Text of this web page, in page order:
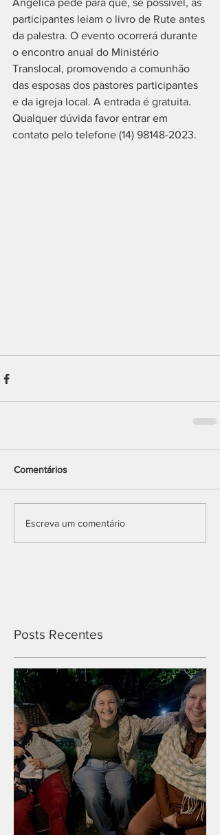
Angélica pede para que, se possível, as
participantes leiam o livro de Rute antes
da palestra. O evento ocorrerá durante
o encontro anual do Ministério
Translocal, promovendo a comunhão
das esposas dos pastores participantes
e da igreja local. A entrada é gratuita.
Qualquer dúvida favor entrar em
contato pelo telefone (14) 98148-2023.
Comentários
Escreva um comentário
Posts Recentes